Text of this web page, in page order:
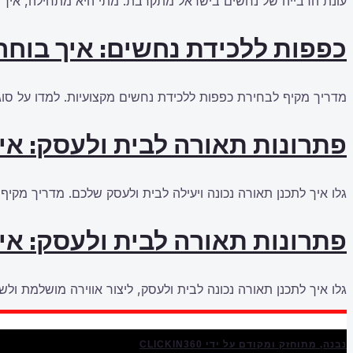
כפפות ללכידת נחשים: איך
מדריך מקיף לבחירת כפפות ללכידת נחשים מקצועיות. למדו על
פתרונות תאורה לבית ולעסק:
גלו איך לתכנן תאורה נכונה ויעילה לבית ולעסק שלכם. מדריך
פתרונות תאורה לבית ולעסק:
גלו איך לתכנן תאורה נכונה לבית ולעסק, ליצור אווירה מושלמת
נבנה, מתוחזק ומקודם על ידי CLICKIN360